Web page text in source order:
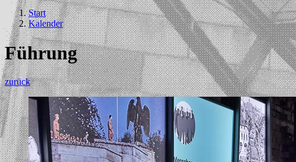
Start
Kalender
Führung
zurück